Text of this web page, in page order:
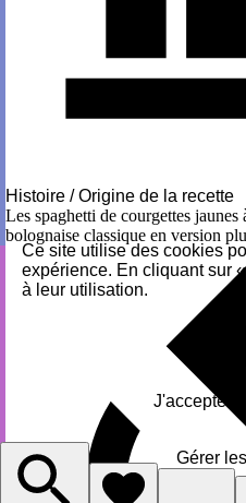
Histoire / Origine de la recette
Les spaghetti de courgettes
bolognaise classique en version
Ce site utilise des cookies
expérience. En cliquant sur
à leur utilisation.
J'accepte
Gérer